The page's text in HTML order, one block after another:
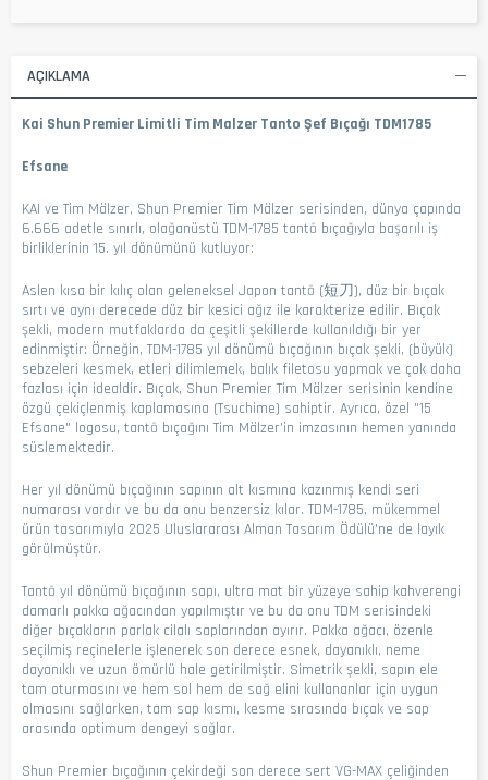
AÇIKLAMA
Kai Shun Premier Limitli Tim Malzer Tanto Şef Bıçağı TDM1785
Efsane
KAI ve Tim Mälzer, Shun Premier Tim Mälzer serisinden, dünya çapında
6.666 adetle sınırlı, olağanüstü TDM-1785 tantō bıçağıyla başarılı iş
birliklerinin 15. yıl dönümünü kutluyor:
Aslen kısa bir kılıç olan geleneksel Japon tantō (短刀), düz bir bıçak
sırtı ve aynı derecede düz bir kesici ağız ile karakterize edilir. Bıçak
şekli, modern mutfaklarda da çeşitli şekillerde kullanıldığı bir yer
edinmiştir: Örneğin, TDM-1785 yıl dönümü bıçağının bıçak şekli, (büyük)
sebzeleri kesmek, etleri dilimlemek, balık filetosu yapmak ve çok daha
fazlası için idealdir. Bıçak, Shun Premier Tim Mälzer serisinin kendine
özgü çekiçlenmiş kaplamasına (Tsuchime) sahiptir. Ayrıca, özel "15
Efsane" logosu, tantō bıçağını Tim Mälzer'in imzasının hemen yanında
süslemektedir.
Her yıl dönümü bıçağının sapının alt kısmına kazınmış kendi seri
numarası vardır ve bu da onu benzersiz kılar. TDM-1785, mükemmel
ürün tasarımıyla 2025 Uluslararası Alman Tasarım Ödülü'ne de layık
görülmüştür.
Tantō yıl dönümü bıçağının sapı, ultra mat bir yüzeye sahip kahverengi
damarlı pakka ağacından yapılmıştır ve bu da onu TDM serisindeki
diğer bıçakların parlak cilalı saplarından ayırır. Pakka ağacı, özenle
seçilmiş reçinelerle işlenerek son derece esnek, dayanıklı, neme
dayanıklı ve uzun ömürlü hale getirilmiştir. Simetrik şekli, sapın ele
tam oturmasını ve hem sol hem de sağ elini kullananlar için uygun
olmasını sağlarken, tam sap kısmı, kesme sırasında bıçak ve sap
arasında optimum dengeyi sağlar.
Shun Premier bıçağının çekirdeği son derece sert VG-MAX çeliğinden